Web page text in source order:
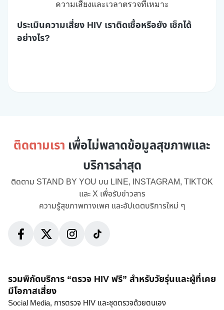
ประเมินความเสี่ยง HIV เราติดเชื้อหรือยัง เช็กได้
อย่างไร?
ติดตามเรา เพื่อไม่พลาดข้อมูลสุขภาพและ
บริการล่าสุด
ติดตาม STAND BY YOU บน LINE, INSTAGRAM, TIKTOK
และ X เพื่อรับข่าวสาร
ความรู้สุขภาพทางเพศ และอัปเดตบริการใหม่ ๆ
รวมพิกัดบริการ “ตรวจ HIV ฟรี” สำหรับวัยรุ่นและผู้ที่เคย
มีโอกาสเสี่ยง
Social Media, การตรวจ HIV และชุดตรวจด้วยตนเอง